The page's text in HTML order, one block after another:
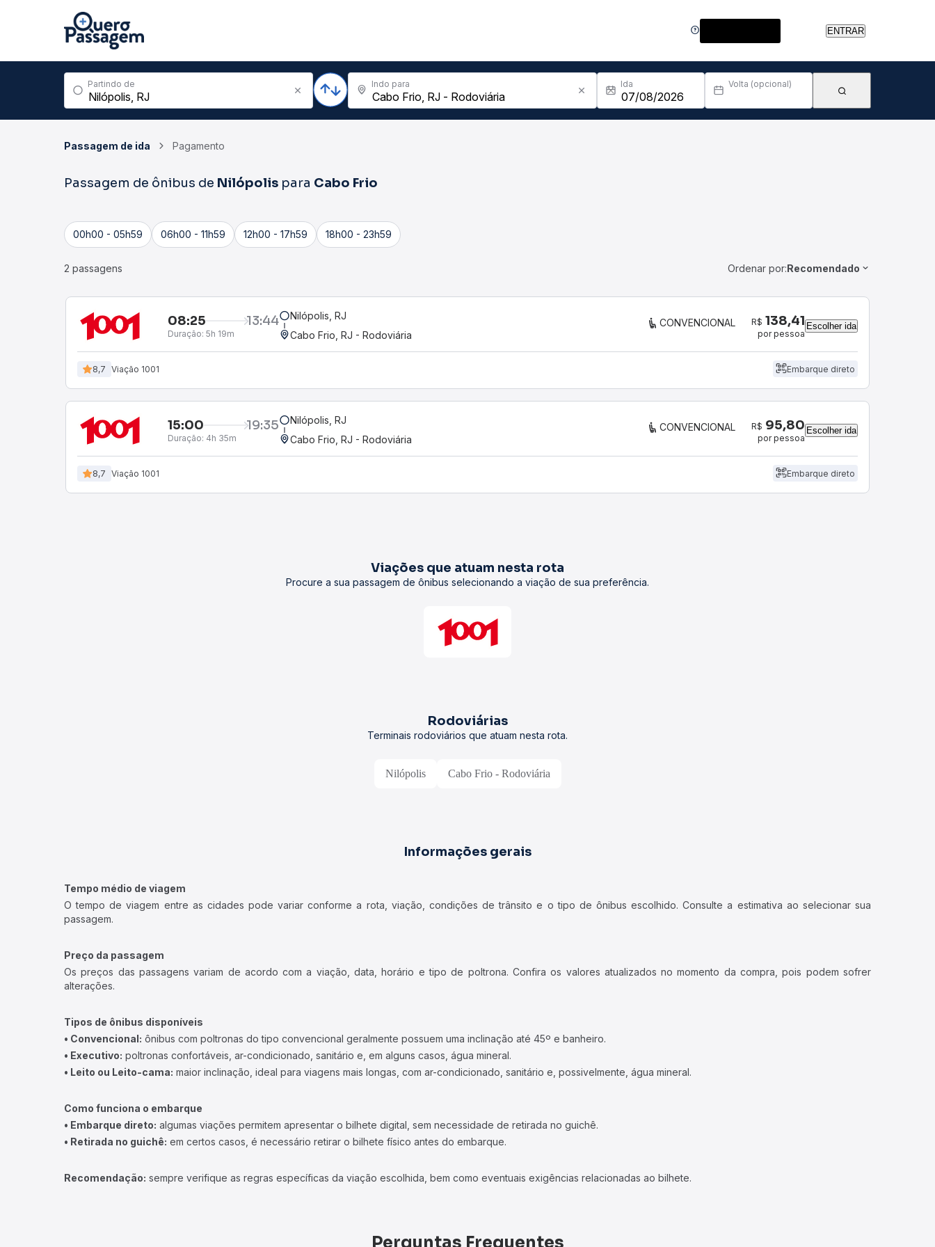
ENTRAR
Partindo de Indo para Ida Volta (opcional)
Passagem de ida Pagamento
Passagem de ônibus de Nilópolis para Cabo Frio
00h00 - 05h59 06h00 - 11h59 12h00 - 17h59 18h00 - 23h59
2 passagens Ordenar por:Recomendado
08:25 13:44
Duração: 5h 19m
Nilópolis, RJ
Cabo Frio, RJ - Rodoviária
CONVENCIONAL R$ 138,41
por pessoa
Escolher ida
8,7 Viação 1001 Embarque direto
15:00 19:35
Duração: 4h 35m
Nilópolis, RJ
Cabo Frio, RJ - Rodoviária
CONVENCIONAL R$ 95,80
por pessoa
Escolher ida
8,7 Viação 1001 Embarque direto
Viações que atuam nesta rota
Procure a sua passagem de ônibus selecionando a viação de sua preferência.
Rodoviárias
Terminais rodoviários que atuam nesta rota.
Nilópolis Cabo Frio - Rodoviária
Informações gerais
Tempo médio de viagem
O tempo de viagem entre as cidades pode variar conforme a rota, viação, condições de trânsito e o tipo de ônibus escolhido. Consulte a estimativa ao selecionar sua
passagem.
Preço da passagem
Os preços das passagens variam de acordo com a viação, data, horário e tipo de poltrona. Confira os valores atualizados no momento da compra, pois podem sofrer
alterações.
Tipos de ônibus disponíveis
• Convencional: ônibus com poltronas do tipo convencional geralmente possuem uma inclinação até 45º e banheiro.
• Executivo: poltronas confortáveis, ar-condicionado, sanitário e, em alguns casos, água mineral.
• Leito ou Leito-cama: maior inclinação, ideal para viagens mais longas, com ar-condicionado, sanitário e, possivelmente, água mineral.
Como funciona o embarque
• Embarque direto: algumas viações permitem apresentar o bilhete digital, sem necessidade de retirada no guichê.
• Retirada no guichê: em certos casos, é necessário retirar o bilhete físico antes do embarque.
Recomendação: sempre verifique as regras específicas da viação escolhida, bem como eventuais exigências relacionadas ao bilhete.
Perguntas Frequentes